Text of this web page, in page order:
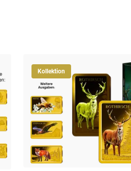
Kollektion